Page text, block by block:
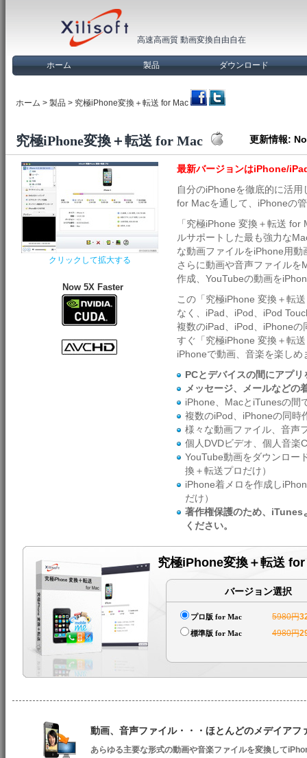
高速高画質 動画変換自由自在
ホーム 製品 ダウンロード
ホーム > 製品 > 究極iPhone変換＋転送 for Mac
究極iPhone変換＋転送 for Mac 更新情報:
クリックして拡大する
Now 5X Faster
最新バージョンはiPhone/
自分のiPhoneを徹底的に活
for Macを通して、iPhoneの
「究極iPhone 変換＋転送
ルサポートした最も強力な
な動画ファイルをiPhone用
さらに動画や音声ファイル
作成、YouTubeの動画を
この「究極iPhone 変換＋転
なく、iPad、iPod、iPod
複数のiPad、iPod、iPhone
すぐ「究極iPhone 変換＋転
iPhoneで動画、音楽を楽しめ
PCとデバイスの間にアプ
メッセージ、メールなどの
iPhone、MacとiTunesの間
複数のiPod、iPhoneの同時
様々な動画ファイル、音声
個人DVDビデオ、個人音楽
YouTube動画をダウンロー
換＋転送プロだけ）
iPhone着メロを作成し
だけ）
著作権保護のため、iTunes
ください。
究極iPhone変換＋転送
バージョン選択
プロ版 for Mac 5980円
標準版 for Mac 4980円
動画、音声ファイル・・・ほとんどのメデイアフ
あらゆる主要な形式の動画や音楽ファイルを変換して